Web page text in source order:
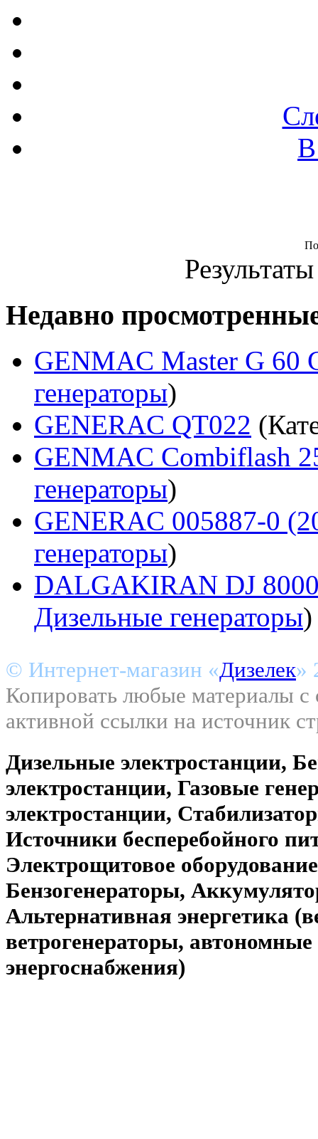
Недавно
GENMAC Master G 60
генераторы)
GENERAC QT022
GENMAC Combiflash
генераторы)
GENERAC 005887-0
генераторы)
DALGAKIRAN DJ
Дизельные генераторы)
© Интернет-магазин «Дизелек»
Копировать любые материалы с
активной ссылки на источник
Дизельные электростанции,
электростанции, Газовые
электростанции,
Источники бесперебойного
Электрощитовое
Бензогенераторы,
Альтернативная энергетика
ветрогенераторы,
энергоснабжения)